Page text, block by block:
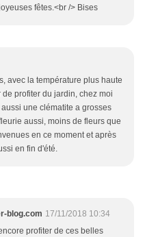
fêtes.<br /> Bises
avec la température plus haute
profiter du jardin, chez moi
une clématite a grosses
aussi, moins de fleurs que
en ce moment et après
en fin d'été.
blog.com 17/11/2018 10:34
profiter de ces belles